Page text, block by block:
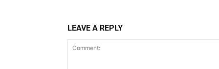
LEAVE A REPLY